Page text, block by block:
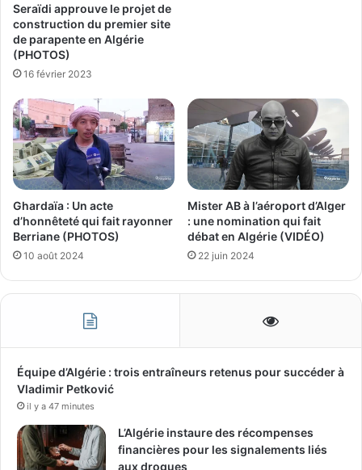
Seraïdi approuve le projet de
construction du premier site
de parapente en Algérie
(PHOTOS)
16 février 2023
Ghardaïa : Un acte
d’honnêteté qui fait rayonner
Berriane (PHOTOS)
10 août 2024
Mister AB à l’aéroport d’Alger
: une nomination qui fait
débat en Algérie (VIDÉO)
22 juin 2024
Équipe d’Algérie : trois entraîneurs retenus pour succéder à
Vladimir Petković
il y a 47 minutes
L’Algérie instaure des récompenses
financières pour les signalements liés
aux drogues